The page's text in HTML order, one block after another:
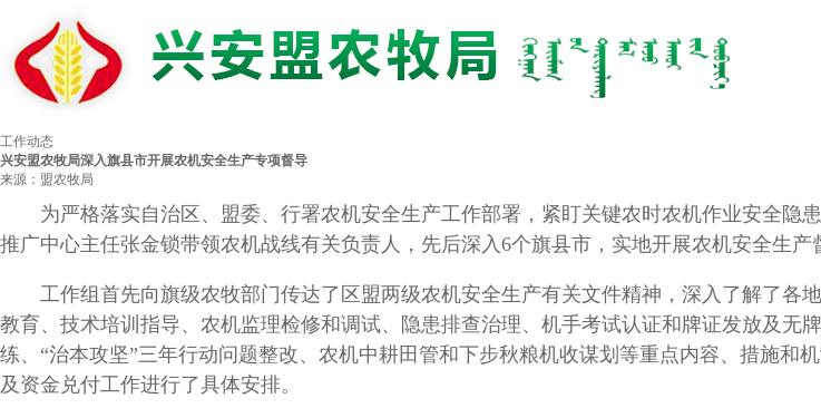
工作动态
兴安盟农牧局深入旗县市开展农机安全生产专项督导
来源：盟农牧局
为严格落实自治区、盟委、行署农机安全生产工作部署，紧盯关键农时农机作业安全隐
推广中心主任张金锁带领农机战线有关负责人，先后深入6个旗县市，实地开展农机安全生产
工作组首先向旗级农牧部门传达了区盟两级农机安全生产有关文件精神，深入了解了各
教育、技术培训指导、农机监理检修和调试、隐患排查治理、机手考试认证和牌证发放及无
练、“治本攻坚”三年行动问题整改、农机中耕田管和下步秋粮机收谋划等重点内容、措施和
及资金兑付工作进行了具体安排。